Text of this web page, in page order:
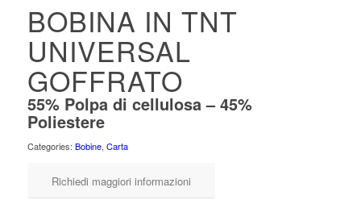
BOBINA IN TNT
UNIVERSAL
GOFFRATO
55% Polpa di cellulosa – 45%
Poliestere
Categories: Bobine, Carta
Richiedi maggiori informazioni